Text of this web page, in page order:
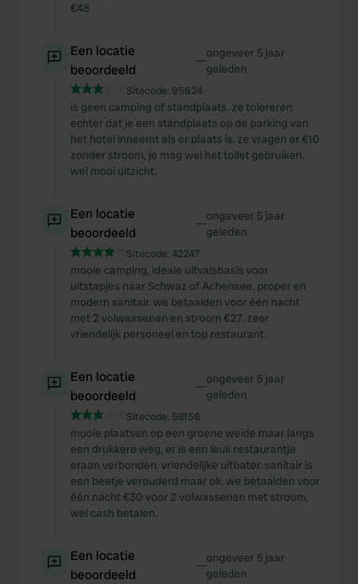
€48
Een locatie
beoordeeld
—ongeveer 5 jaar
geleden
Sitecode: 95624
is geen camping of standplaats. ze tolereren
echter dat je een standplaats op de parking van
het hotel inneemt als er plaats is. ze vragen er €10
zonder stroom, je mag wel het toilet gebruiken.
wel mooi uitzicht.
Een locatie
beoordeeld
—ongeveer 5 jaar
geleden
Sitecode: 42247
mooie camping, ideale uitvalsbasis voor
uitstapjes naar Schwaz of Achensee. proper en
modern sanitair. we betaalden voor één nacht
met 2 volwassenen en stroom €27. zeer
vriendelijk personeel en top restaurant.
Een locatie
beoordeeld
—ongeveer 5 jaar
geleden
Sitecode: 58156
mooie plaatsen op een groene weide maar langs
een drukkere weg, er is een leuk restaurantje
eraan verbonden. vriendelijke uitbater. sanitair is
een beetje verouderd maar ok. we betaalden voor
één nacht €30 voor 2 volwassenen met stroom,
wel cash betalen.
Een locatie
beoordeeld
—ongeveer 5 jaar
geleden